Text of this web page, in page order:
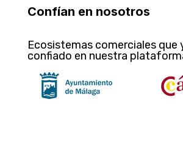
Confían en nosotros
Ecosistemas comerciales que
confiado en nuestra